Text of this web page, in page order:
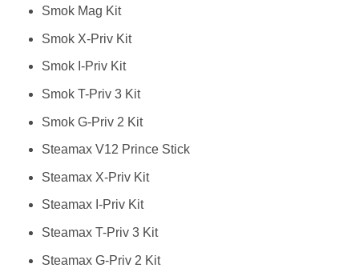
Smok Mag Kit
Smok X-Priv Kit
Smok I-Priv Kit
Smok T-Priv 3 Kit
Smok G-Priv 2 Kit
Steamax V12 Prince Stick
Steamax X-Priv Kit
Steamax I-Priv Kit
Steamax T-Priv 3 Kit
Steamax G-Priv 2 Kit